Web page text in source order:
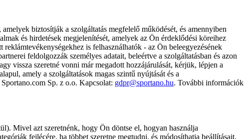
biztosítják a szolgáltatás megfelelő működését, és amennyiben
és hirdetések megjelenítését, amelyek az Ön érdeklődési köreihez
is felhasználhatók - az Ön beleegyezésének
feldolgozzák személyes adatait, beleértve a szolgáltatásban és azon
vissza szeretné vonni már megadott hozzájárulását, kérjük, lépjen a
amely a szolgáltatások magas szintű nyújtását és a
Sp. z o.o. Kapcsolat: gdpr@sportano.hu. További információk
Mivel azt szeretnénk, hogy Ön döntse el, hogyan használja
fejlécére, ha többet szeretne megtudni, és módosíthatja beállításait.